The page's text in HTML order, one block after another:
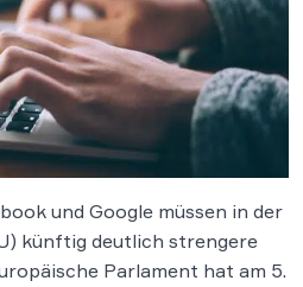
und Google müssen in der
künftig deutlich strengere
Parlament hat am 5.